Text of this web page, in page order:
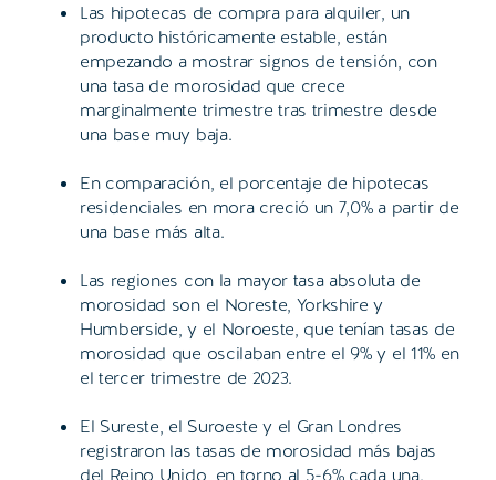
Las hipotecas de compra para alquiler, un
producto históricamente estable, están
empezando a mostrar signos de tensión, con
una tasa de morosidad que crece
marginalmente trimestre tras trimestre desde
una base muy baja.
En comparación, el porcentaje de hipotecas
residenciales en mora creció un 7,0% a partir de
una base más alta.
Las regiones con la mayor tasa absoluta de
morosidad son el Noreste, Yorkshire y
Humberside, y el Noroeste, que tenían tasas de
morosidad que oscilaban entre el 9% y el 11% en
el tercer trimestre de 2023.
El Sureste, el Suroeste y el Gran Londres
registraron las tasas de morosidad más bajas